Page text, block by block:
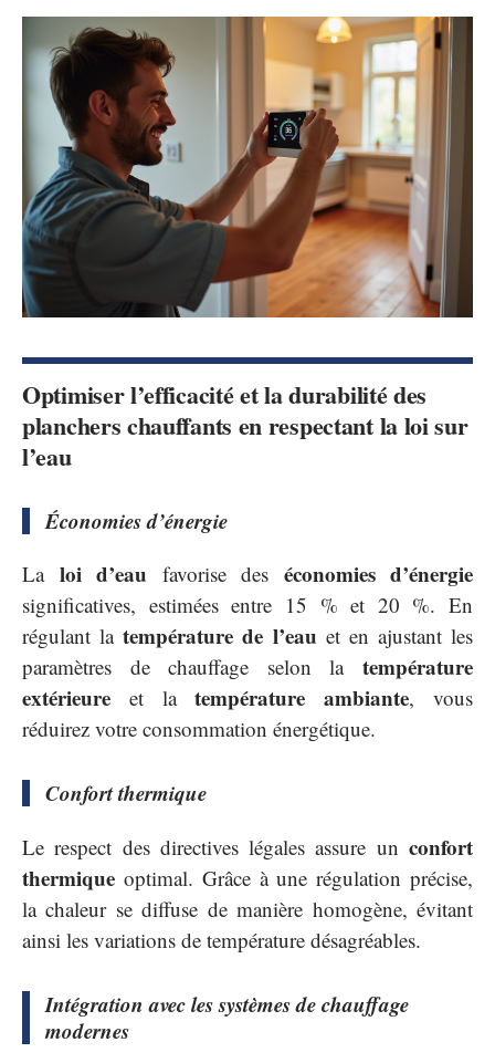
Optimiser l’efficacité et la durabilité des
planchers chauffants en respectant la loi sur
l’eau
Économies d’énergie
La loi d’eau favorise des économies d’énergie
significatives, estimées entre 15 % et 20 %. En
régulant latempérature de l’eau et en ajustant les
paramètres de chauffage selon la température
extérieure et latempérature ambiante, vous
réduirez votre consommation énergétique.
Confort thermique
Le respect des directives légales assure un confort
thermique optimal. Grâce à une régulation précise,
la chaleur se diffuse de manière homogène, évitant
ainsi les variations de température désagréables.
Intégration avec les systèmes de chauffage
modernes